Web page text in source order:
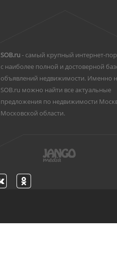
SOB.ru- самый крупный интернет-
с наиболее полной и достоверной
объявлений недвижимости. Именно
SOB.ru можно найти все актуальные
предложения по недвижимости
Московской области.